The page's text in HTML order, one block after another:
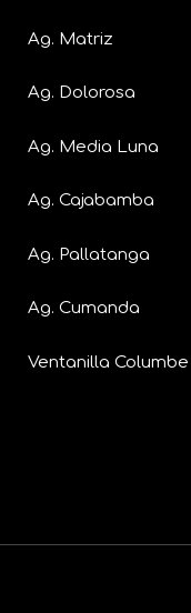
Ag. Matriz
Ag. Dolorosa
Ag. Media Luna
Ag. Cajabamba
Ag. Pallatanga
Ag. Cumanda
Ventanilla Columbe